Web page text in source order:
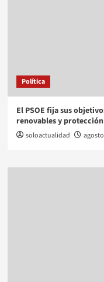
Política
El PSOE fija sus
renovables y
soloactualidad